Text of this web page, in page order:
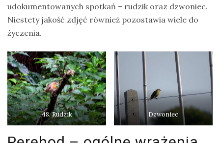
udokumentowanych spotkań – rudzik oraz dzwoniec.
Niestety jakość zdjęć również pozostawia wiele do
życzenia.
48. Rudzik Dzwoniec